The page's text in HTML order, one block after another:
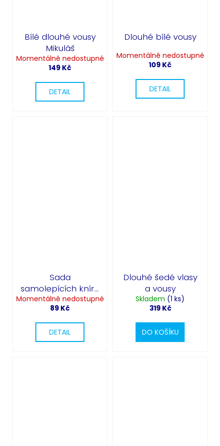
Bílé dlouhé vousy
Mikuláš
Momentálně nedostupné
149 Kč
DETAIL
Dlouhé bílé vousy
Momentálně nedostupné
109 Kč
DETAIL
Sada
samolepících knírů
12 ks
Momentálně nedostupné
89 Kč
DETAIL
Dlouhé šedé vlasy
a vousy
Skladem (1 ks)
319 Kč
DO KOŠÍKU